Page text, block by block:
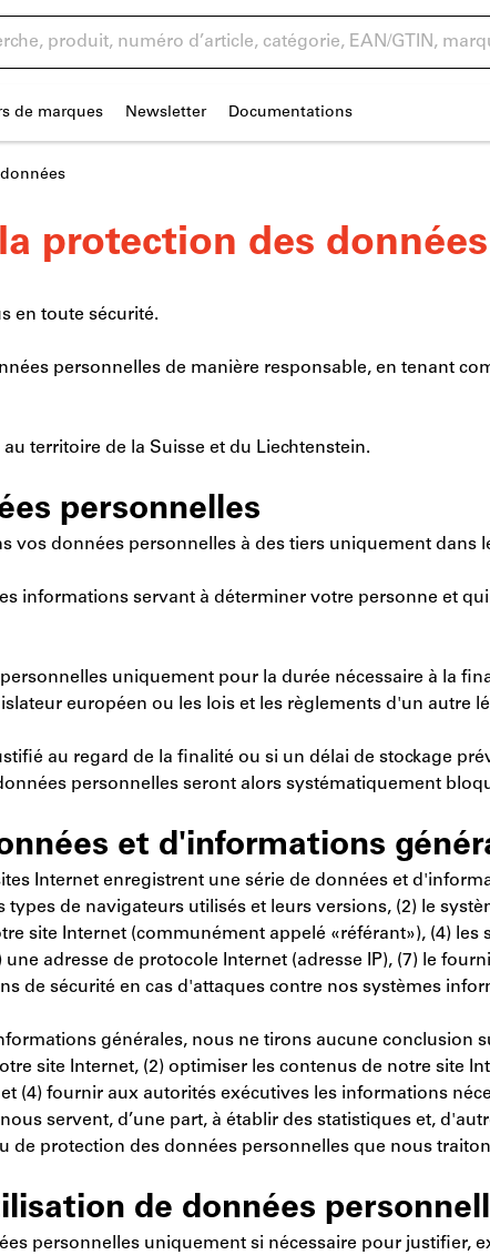
de marques Newsletter Documentations
protection des données
en toute sécurité.
personnelles de manière responsable, en tenant
territoire de la Suisse et du Liechtenstein.
personnelles
vos données personnelles à des tiers uniquement dans
informations servant à déterminer votre personne et
uniquement pour la durée nécessaire à la
européen ou les lois et les règlements d'un
au regard de la finalité ou si un délai de stockage
personnelles seront alors systématiquement
et d'informations
Internet enregistrent une série de données et
types de navigateurs utilisés et leurs versions, (2) le
site Internet (communément appelé «référant»), (4)
adresse de protocole Internet (adresse IP), (7) le
de sécurité en cas d'attaques contre nos systèmes
générales, nous ne tirons aucune conclusion
site Internet, (2) optimiser les contenus de notre site
(4) fournir aux autorités exécutives les informations
servent, d’une part, à établir des statistiques et,
de protection des données personnelles que nous
de données
personnelles uniquement si nécessaire pour justifier,